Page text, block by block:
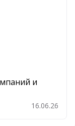
и
16.06.26